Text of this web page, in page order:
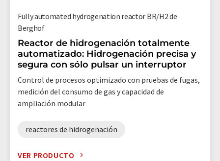
Fully automated hydrogenation reactor BR/H2 de
Berghof
Reactor de hidrogenación totalmente
automatizado: Hidrogenación precisa y
segura con sólo pulsar un interruptor
Control de procesos optimizado con pruebas de fugas,
medición del consumo de gas y capacidad de
ampliación modular
reactores de hidrogenación
VER PRODUCTO